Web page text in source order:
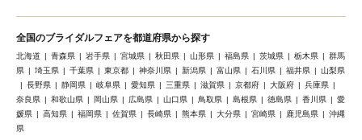
全国のブライダルフェアを都道府県から探す
北海道 青森県 岩手県 宮城県 秋田県 山形県 福島県 茨城県 栃木県
群馬
県
埼玉県 千葉県 東京都 神奈川県 新潟県 富山県 石川県 福井県
山梨県
長野県
静岡県 岐阜県 愛知県 三重県 滋賀県 京都府 大阪府
兵庫県
奈良県
和歌山県 岡山県 広島県 山口県 鳥取県 島根県 徳島県 香川県
愛
媛県
高知県 福岡県 佐賀県 長崎県 熊本県 大分県 宮崎県 鹿児島県
沖縄
県